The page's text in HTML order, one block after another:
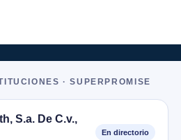
· SUPERPROMISE
S.a. De C.v.,
En directorio